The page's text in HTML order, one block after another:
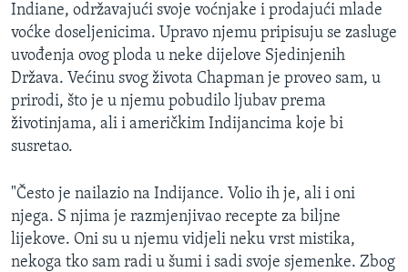
Indiane, održavajući svoje voćnjake i prodajući mlade
voćke doseljenicima. Upravo njemu pripisuju se zasluge
uvođenja ovog ploda u neke dijelove Sjedinjenih
Država. Većinu svog života Chapman je proveo sam, u
prirodi, što je u njemu pobudilo ljubav prema
životinjama, ali i američkim Indijancima koje bi
susretao.
"Često je nailazio na Indijance. Volio ih je, ali i oni
njega. S njima je razmjenjivao recepte za biljne
lijekove. Oni su u njemu vidjeli neku vrst mistika,
nekoga tko sam radi u šumi i sadi svoje sjemenke. Zbog